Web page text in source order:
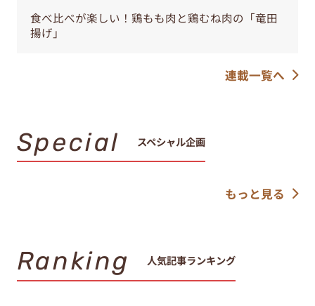
食べ比べが楽しい！鶏もも肉と鶏むね肉の「竜田
揚げ」
連載一覧へ
Special スペシャル企画
もっと見る
Ranking 人気記事ランキング